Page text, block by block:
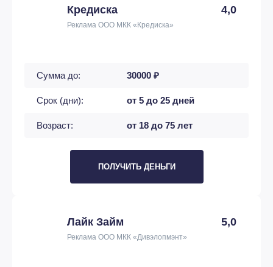
Кредиска 4,0
Реклама ООО МКК «Кредиска»
Сумма до: 30000 ₽
Срок (дни): от 5 до 25 дней
Возраст: от 18 до 75 лет
ПОЛУЧИТЬ ДЕНЬГИ
Лайк Займ 5,0
Реклама ООО МКК «Дивэлопмэнт»